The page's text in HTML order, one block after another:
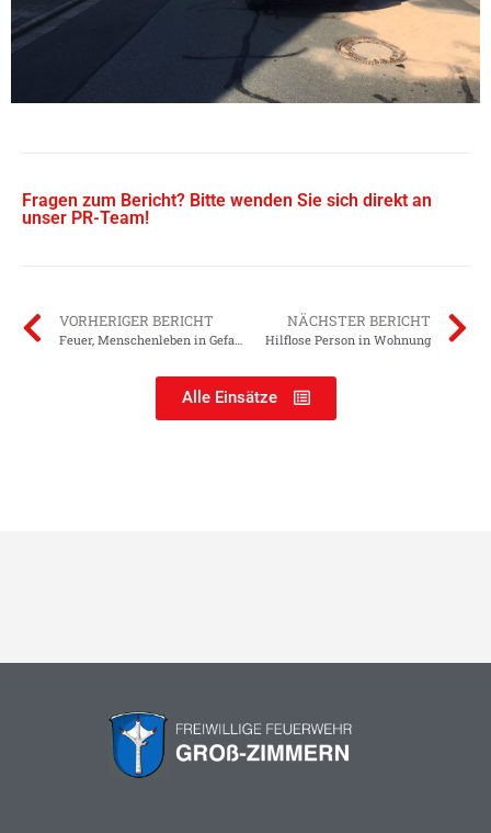
Fragen zum Bericht? Bitte wenden Sie sich direkt an
unser PR-Team!
VORHERIGER BERICHT
Feuer, Menschenleben in Gefahr
NÄCHSTER BERICHT
Hilflose Person in Wohnung
Alle Einsätze